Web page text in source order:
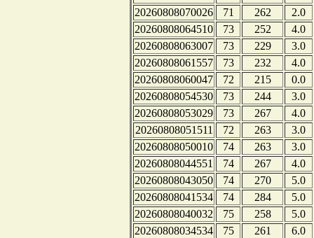
20260808070026
71 262
2.0
20260808064510
73 252
4.0
20260808063007
73 229
3.0
20260808061557
73 232
4.0
20260808060047
72 215
0.0
20260808054530
73 244
3.0
20260808053029
73 267
4.0
20260808051511
72 263
3.0
20260808050010
74 263
3.0
20260808044551
74 267
4.0
20260808043050
74 270
5.0
20260808041534
74 284
5.0
20260808040032
75 258
5.0
20260808034534
75 261
6.0